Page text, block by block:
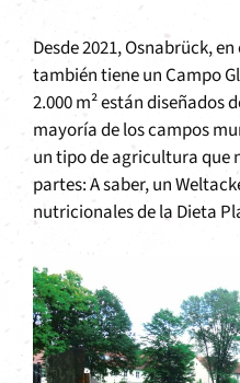
Desde 2021, Osnabrück,
también tiene un Campo
2.000 m² están diseñados
mayoría de los campos
un tipo de agricultura que
partes: A saber, un
nutricionales de la Dieta